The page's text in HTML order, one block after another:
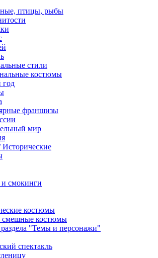
птицы, рыбы
стили
костюмы
франшизы
мир
Исторические
смокинги
костюмы
костюмы
"Темы и персонажи"
спектакль